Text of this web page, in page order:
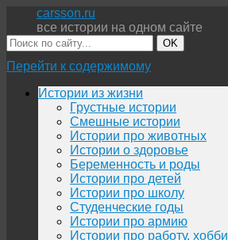
carsson.ru
все истории на одном сайте
OK
Перейти к содержимому
Истории из жизни
Грустные истории
Смешные истории
Истории про животных
Истории о здоровье
Беременность и роды
Истории про детей
Истории про школу
Студенческие годы
Истории про армию
Истории про работу, хобби